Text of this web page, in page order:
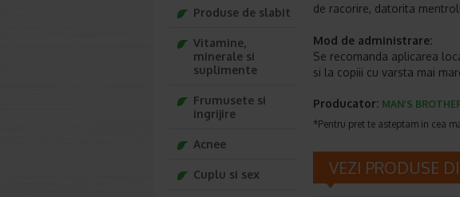
de racorire, datorita
Mod de administrare:
Se recomanda aplicarea
si la copiii cu varsta mai
Producator: MAN’S
*Pentru pret te asteptam in cea
VEZI PRODUSE
Produse de slabit
Vitamine,
minerale si
suplimente
Frumusete si
ingrijire
Acnee
Cuplu si sex